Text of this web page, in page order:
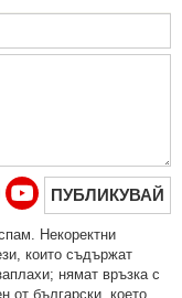
ПУБЛИКУВАЙ
Нeкoрeктни
кoитo cъдържaт
нямaт връзкa c
oт бългaрcки, което